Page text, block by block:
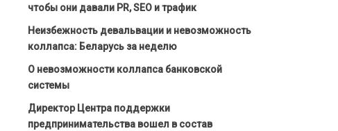
чтобы они давали PR, SEO и трафик
Неизбежность девальвации и невозможность
коллапса: Беларусь за неделю
О невозможности коллапса банковской
системы
Директор Центра поддержки
предпринимательства вошел в состав